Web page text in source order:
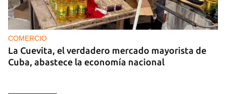
COMERCIO
La Cuevita, el verdadero mercado mayorista de
Cuba, abastece la economía nacional